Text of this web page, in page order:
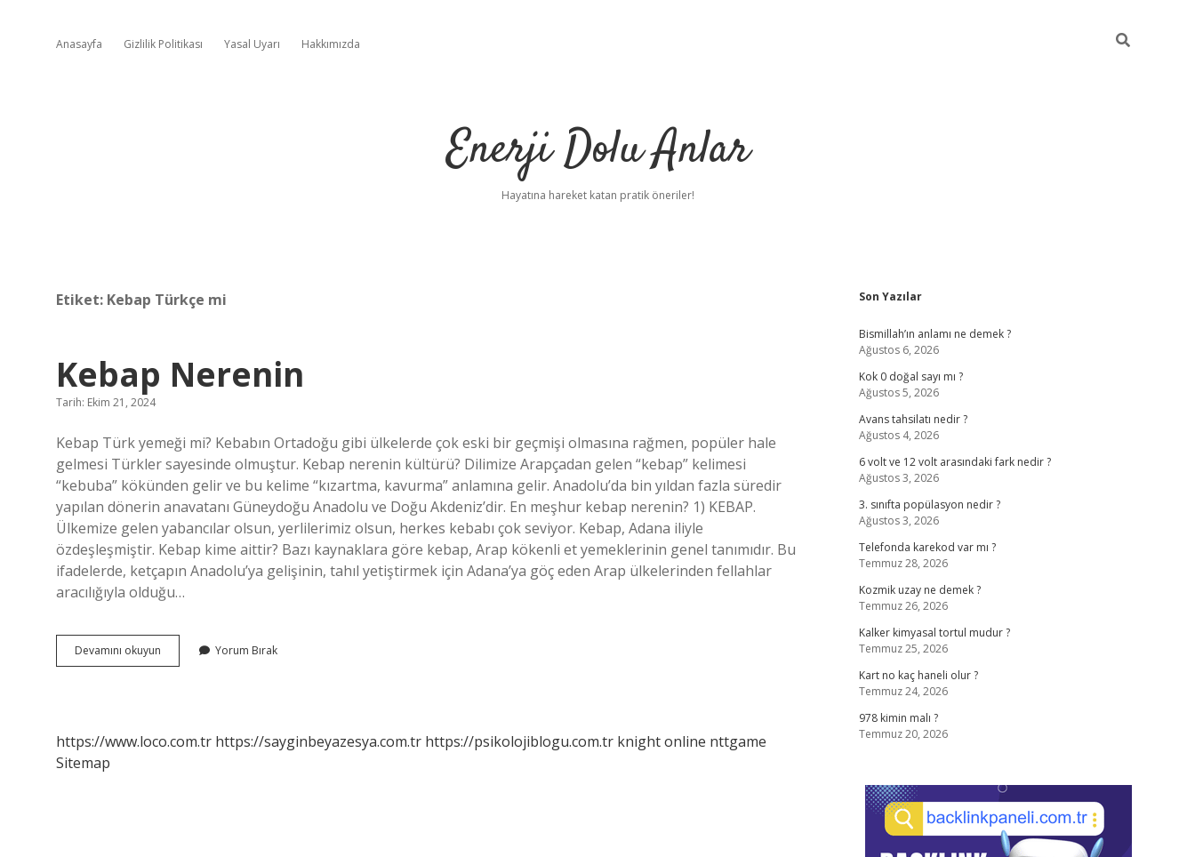
Anasayfa Gizlilik Politikası Yasal Uyarı Hakkımızda
Enerji Dolu Anlar
Hayatına hareket katan pratik öneriler!
Etiket: Kebap Türkçe mi
Kebap Nerenin
Tarih: Ekim 21, 2024
Kebap Türk yemeği mi? Kebabın Ortadoğu gibi ülkelerde çok eski bir geçmişi olmasına rağmen, popüler hale
gelmesi Türkler sayesinde olmuştur. Kebap nerenin kültürü? Dilimize Arapçadan gelen “kebap” kelimesi
“kebuba” kökünden gelir ve bu kelime “kızartma, kavurma” anlamına gelir. Anadolu’da bin yıldan fazla süredir
yapılan dönerin anavatanı Güneydoğu Anadolu ve Doğu Akdeniz’dir. En meşhur kebap nerenin? 1) KEBAP.
Ülkemize gelen yabancılar olsun, yerlilerimiz olsun, herkes kebabı çok seviyor. Kebap, Adana iliyle
özdeşleşmiştir. Kebap kime aittir? Bazı kaynaklara göre kebap, Arap kökenli et yemeklerinin genel tanımıdır. Bu
ifadelerde, ketçapın Anadolu’ya gelişinin, tahıl yetiştirmek için Adana’ya göç eden Arap ülkelerinden fellahlar
aracılığıyla olduğu…
Devamını okuyun
Nerenin
Yorum Bırak
https://www.loco.com.tr https://sayginbeyazesya.com.tr https://psikolojiblogu.com.tr knight online nttgame
Sitemap
Sidebar
Son Yazılar
Bismillah’ın anlamı ne demek ?
Ağustos 6, 2026
Kok 0 doğal sayı mı ?
Ağustos 5, 2026
Avans tahsilatı nedir ?
Ağustos 4, 2026
6 volt ve 12 volt arasındaki fark nedir ?
Ağustos 3, 2026
3. sınıfta popülasyon nedir ?
Ağustos 3, 2026
Telefonda karekod var mı ?
Temmuz 28, 2026
Kozmik uzay ne demek ?
Temmuz 26, 2026
Kalker kimyasal tortul mudur ?
Temmuz 25, 2026
Kart no kaç haneli olur ?
Temmuz 24, 2026
978 kimin malı ?
Temmuz 20, 2026